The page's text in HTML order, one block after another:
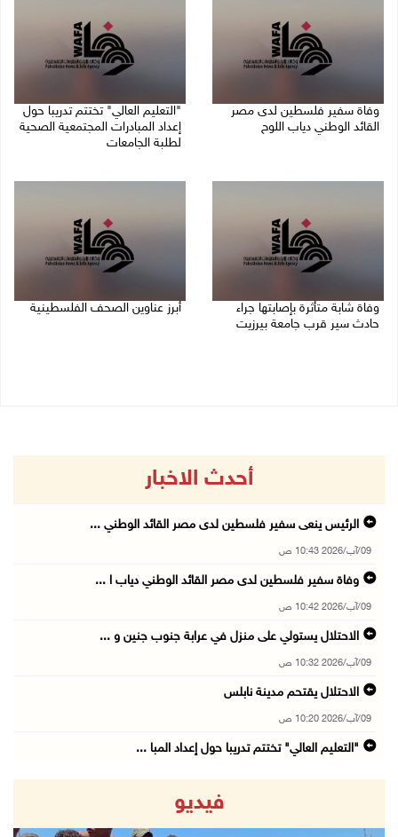
وفاة سفير فلسطين لدى مصر
القائد الوطني دياب اللوح
"التعليم العالي" تختتم تدريبا حول
إعداد المبادرات المجتمعية الصحية
لطلبة الجامعات
وفاة شابة متأثرة بإصابتها جراء
حادث سير قرب جامعة بيرزيت
أبرز عناوين الصحف الفلسطينية
أحدث الاخبار
الرئيس ينعى سفير فلسطين لدى مصر القائد الوطني ...
09/آب/2026 10:43 ص
وفاة سفير فلسطين لدى مصر القائد الوطني دياب ا ...
09/آب/2026 10:42 ص
الاحتلال يستولي على منزل في عرابة جنوب جنين و ...
09/آب/2026 10:32 ص
الاحتلال يقتحم مدينة نابلس
09/آب/2026 10:20 ص
"التعليم العالي" تختتم تدريبا حول إعداد المبا ...
وفاة شابة متأثرة بإصابتها جراء حادث سير قرب ج ...
09/آب/2026 10:02 ص
فيديو